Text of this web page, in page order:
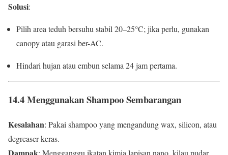
Solusi:
Pilih area teduh bersuhu stabil 20–25°C; jika perlu, gunakan
canopy atau garasi ber-AC.
Hindari hujan atau embun selama 24 jam pertama.
14.4 Menggunakan Shampoo Sembarangan
Kesalahan: Pakai shampoo yang mengandung wax, silicon, atau
degreaser keras.
Dampak: Mengganggu ikatan kimia lapisan nano, kilau pudar